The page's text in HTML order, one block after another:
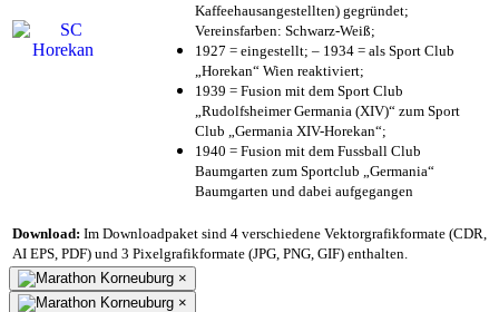
Kaffeehausangestellten) gegründet;
Vereinsfarben: Schwarz-Weiß;
1927 = eingestellt; – 1934 = als Sport Club
„Horekan“ Wien reaktiviert;
1939 = Fusion mit dem Sport Club
„Rudolfsheimer Germania (XIV)“ zum Sport
Club „Germania XIV-Horekan“;
1940 = Fusion mit dem Fussball Club
Baumgarten zum Sportclub „Germania“
Baumgarten und dabei aufgegangen
Download: Im Downloadpaket sind 4 verschiedene Vektorgrafikformate (CDR,
AI EPS, PDF) und 3 Pixelgrafikformate (JPG, PNG, GIF) enthalten.
×
×